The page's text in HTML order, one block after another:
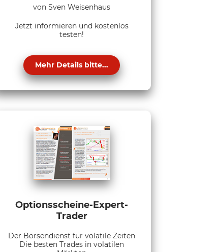
von Sven Weisenhaus
Jetzt informieren und kostenlos
testen!
Mehr Details bitte...
Optionsscheine-Expert-
Trader
Der Börsendienst für volatile Zeiten
Die besten Trades in volatilen